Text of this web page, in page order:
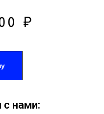
₽
с нами: